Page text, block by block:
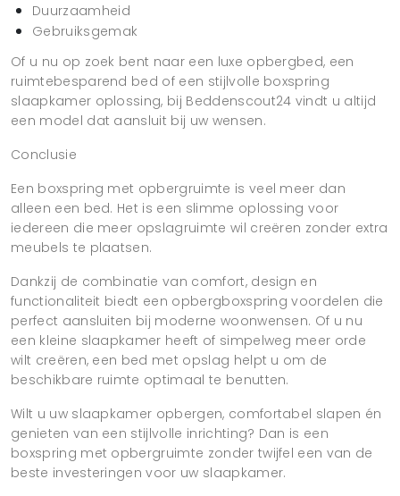
Duurzaamheid
Gebruiksgemak
Of u nu op zoek bent naar een luxe opbergbed, een
ruimtebesparend bed of een stijlvolle boxspring
slaapkamer oplossing, bij Beddenscout24 vindt u altijd
een model dat aansluit bij uw wensen.
Conclusie
Een boxspring met opbergruimte is veel meer dan
alleen een bed. Het is een slimme oplossing voor
iedereen die meer opslagruimte wil creëren zonder extra
meubels te plaatsen.
Dankzij de combinatie van comfort, design en
functionaliteit biedt een opbergboxspring voordelen die
perfect aansluiten bij moderne woonwensen. Of u nu
een kleine slaapkamer heeft of simpelweg meer orde
wilt creëren, een bed met opslag helpt u om de
beschikbare ruimte optimaal te benutten.
Wilt u uw slaapkamer opbergen, comfortabel slapen én
genieten van een stijlvolle inrichting? Dan is een
boxspring met opbergruimte zonder twijfel een van de
beste investeringen voor uw slaapkamer.